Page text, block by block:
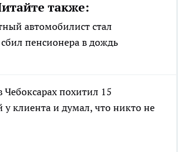
также:
автомобилист стал
пенсионера в дождь
Чебоксарах похитил 15
клиента и думал, что никто не